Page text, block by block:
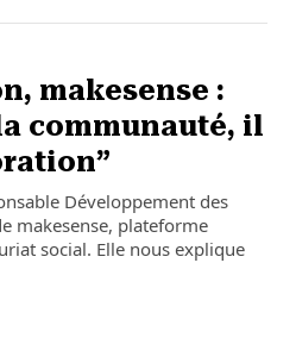
makesense :
communauté, il
Développement des
makesense, plateforme
social. Elle nous explique